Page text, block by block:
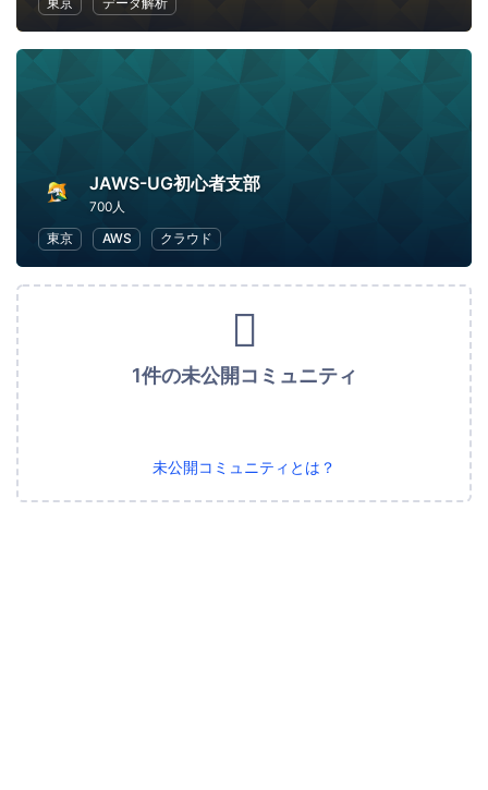
JAWS-UG初心者支部
700人
東京
AWS クラウド
1件の未公開コミュニティ
未公開コミュニティとは？